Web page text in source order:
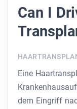
Can I
Eine
dem Eingriff